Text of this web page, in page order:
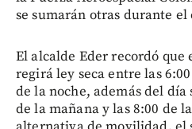
se sumarán otras durante el
El alcalde Eder recordó que
regirá ley seca entre las
de la noche, además del
de la mañana y las 8:00 de